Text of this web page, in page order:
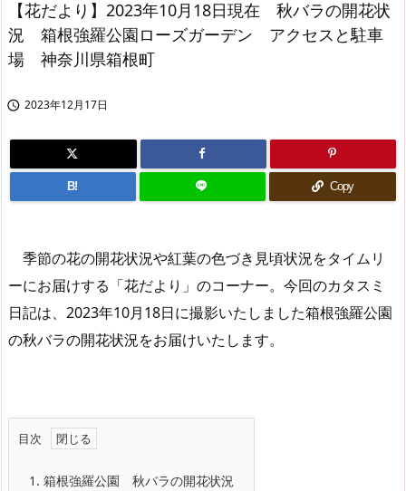
【花だより】2023年10月18日現在 秋バラの開花状
況 箱根強羅公園ローズガーデン アクセスと駐車
場 神奈川県箱根町
 2023年12月17日
B! Copy
季節の花の開花状況や紅葉の色づき見頃状況をタイムリ
ーにお届けする「花だより」のコーナー。今回のカタスミ
日記は、2023年10月18日に撮影いたしました箱根強羅公園
の秋バラの開花状況をお届けいたします。
目次
1. 箱根強羅公園 秋バラの開花状況